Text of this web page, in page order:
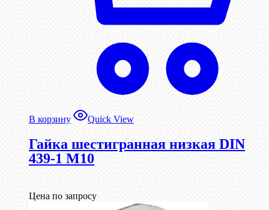
В корзину Quick View
Гайка шестигранная низкая DIN
439-1 М10
Цена по запросу